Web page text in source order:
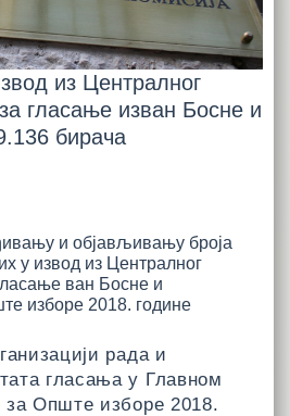
из Централног
гласање изван Босне и
бирача
и објављивању броја
у извод из Централног
ван Босне и
изборе 2018. године
рада и
гласања у Главном
за Опште изборе 2018.